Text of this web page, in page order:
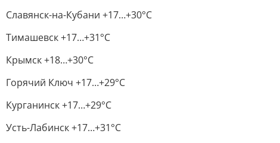
Славянск-на-Кубани +17…+30°С
Тимашевск +17…+31°С
Крымск +18…+30°С
Горячий Ключ +17…+29°С
Курганинск +17…+29°С
Усть-Лабинск +17…+31°С